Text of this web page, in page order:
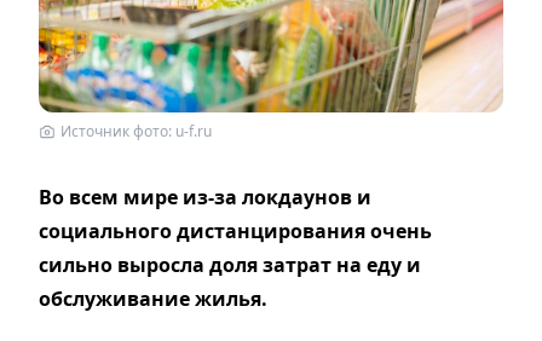
Источник фото: u-f.ru
Во всем мире из-за локдаунов и
социального дистанцирования очень
сильно выросла доля затрат на еду и
обслуживание жилья.